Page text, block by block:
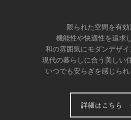
限られた空間を有効
機能性や快適性を追求
和の雰囲気にモダンデザ
現代の暮らしに合う美しい
いつでも安らぎを感じられ
詳細はこちら